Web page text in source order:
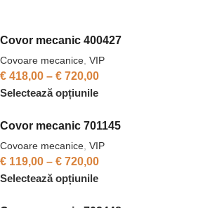
Covor mecanic 400427
Covoare mecanice VIP
€ 418,00 – € 720,00
Selectează opțiunile
Covor mecanic 701145
Covoare mecanice VIP
€ 119,00 – € 720,00
Selectează opțiunile